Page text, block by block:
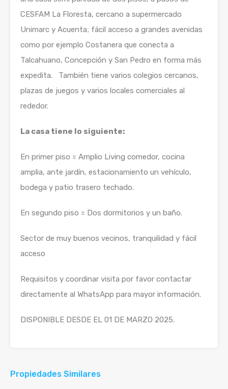
CESFAM La Floresta, cercano a supermercado
Unimarc y Acuenta; fácil acceso a grandes avenidas
como por ejemplo Costanera que conecta a
Talcahuano, Concepción y San Pedro en forma más
expedita. También tiene varios colegios cercanos,
plazas de juegos y varios locales comerciales al
rededor.
La casa tiene lo siguiente:
En primer piso = Amplio Living comedor, cocina
amplia, ante jardín, estacionamiento un vehículo,
bodega y patio trasero techado.
En segundo piso = Dos dormitorios y un baño.
Sector de muy buenos vecinos, tranquilidad y fácil
acceso
Requisitos y coordinar visita por favor contactar
directamente al WhatsApp para mayor información.
DISPONIBLE DESDE EL 01 DE MARZO 2025.
Propiedades Similares